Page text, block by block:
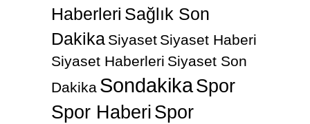
Haberleri Sağlık Son
Dakika Siyaset Siyaset Haberi
Siyaset Haberleri Siyaset Son
Dakika SondakikaSpor
Spor Haberi Spor